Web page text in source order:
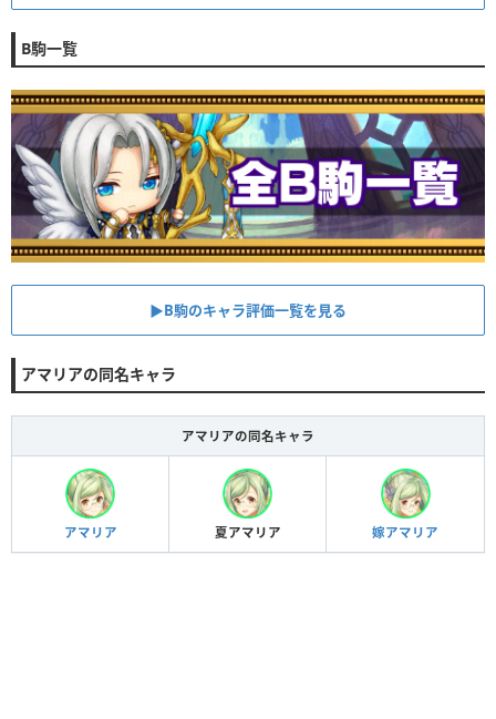
B駒一覧
▶︎B駒のキャラ評価一覧を見る
アマリアの同名キャラ
アマリアの同名キャラ
アマリア 夏アマリア 嫁アマリア